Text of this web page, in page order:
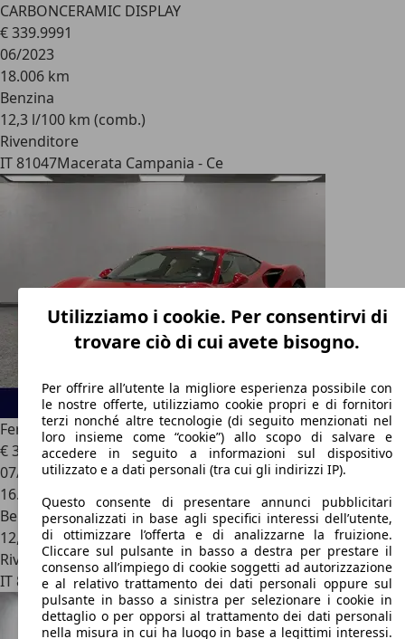
CARBONCERAMIC DISPLAY
€ 339.9991
06/2023
18.006 km
Benzina
12,3 l/100 km (comb.)
Rivenditore
IT 81047Macerata Campania - Ce
Ferrari F8 Tributo F8 Tributo Coupe Coupe 3.9
€ 345.000
07/2022
16.800 km
Benzina
12,0 l/100 km (comb.)
Rivenditore
IT 80026Casoria - Napoli
Utilizziamo i cookie. Per consentirvi di
trovare ciò di cui avete bisogno.
Per offrire all’utente la migliore esperienza possibile con
le nostre offerte, utilizziamo cookie propri e di fornitori
terzi nonché altre tecnologie (di seguito menzionati nel
loro insieme come “cookie”) allo scopo di salvare e
accedere in seguito a informazioni sul dispositivo
utilizzato e a dati personali (tra cui gli indirizzi IP).
Questo consente di presentare annunci pubblicitari
personalizzati in base agli specifici interessi dell’utente,
di ottimizzare l’offerta e di analizzarne la fruizione.
Cliccare sul pulsante in basso a destra per prestare il
consenso all’impiego di cookie soggetti ad autorizzazione
e al relativo trattamento dei dati personali oppure sul
pulsante in basso a sinistra per selezionare i cookie in
dettaglio o per opporsi al trattamento dei dati personali
nella misura in cui ha luogo in base a legittimi interessi.